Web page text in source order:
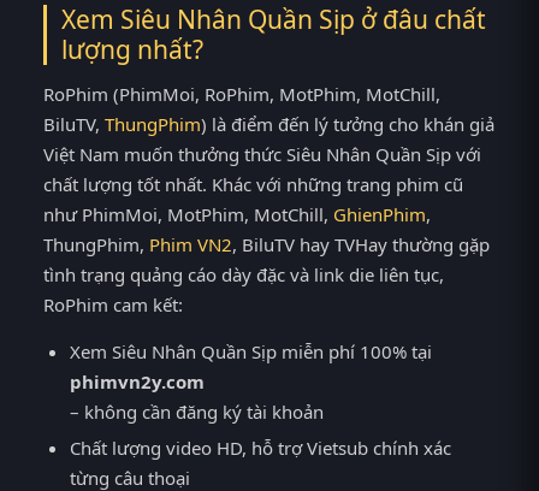
Xem Siêu Nhân Quần Sịp ở đâu chất
lượng nhất?
RoPhim (PhimMoi, RoPhim, MotPhim, MotChill,
BiluTV, ThungPhim) là điểm đến lý tưởng cho khán giả
Việt Nam muốn thưởng thức Siêu Nhân Quần Sịp với
chất lượng tốt nhất. Khác với những trang phim cũ
như PhimMoi, MotPhim, MotChill, GhienPhim,
ThungPhim, Phim VN2, BiluTV hay TVHay thường gặp
tình trạng quảng cáo dày đặc và link die liên tục,
RoPhim cam kết:
Xem Siêu Nhân Quần Sịp miễn phí 100% tại
phimvn2y.com
– không cần đăng ký tài khoản
Chất lượng video HD, hỗ trợ Vietsub chính xác
từng câu thoại